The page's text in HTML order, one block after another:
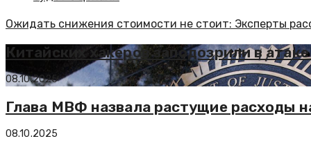
Ожидать снижения стоимости не стоит: Эксперты
Китайских хакеров заподозрили в
08.10.2025
Глава МВФ назвала растущие расходы
08.10.2025